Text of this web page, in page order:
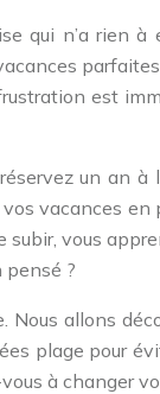
qui n’a rien
est
un an
vacances
vous
pensé ?
allons
plage pour
à changer